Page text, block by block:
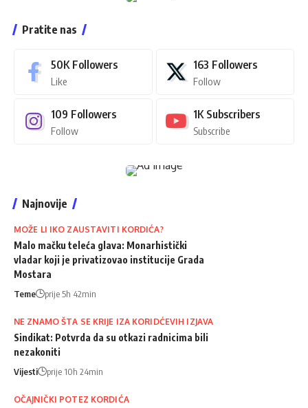
Pratite nas
50K Followers
Like
163 Followers
Follow
109 Followers
Follow
1K Subscribers
Subscribe
Najnovije
MOŽE LI IKO ZAUSTAVITI KORDIĆA?
Malo mačku teleća glava: Monarhistički
vladar koji je privatizovao institucije Grada
Mostara
Teme prije 5h 42min
NE ZNAMO ŠTA SE KRIJE IZA KORIDĆEVIH IZJAVA
Sindikat: Potvrda da su otkazi radnicima bili
nezakoniti
Vijesti prije 10h 24min
OČAJNIČKI POTEZ KORDIĆA